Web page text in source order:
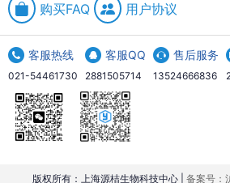
购买FAQ 用户协议
客服热线
021-54461730
客服QQ
2881505714
售后服务
13524666836
版权所有：上海源桔生物科技中心 | 备案号：